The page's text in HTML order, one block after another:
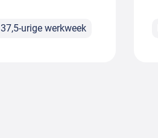
37,5-urige werkweek